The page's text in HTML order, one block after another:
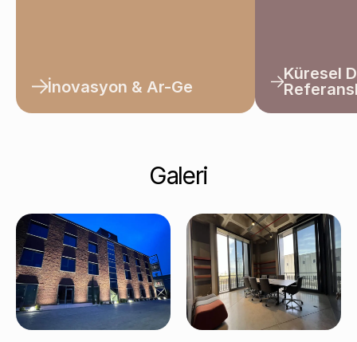
İnovasyon & Ar-Ge
Küresel
Galeri